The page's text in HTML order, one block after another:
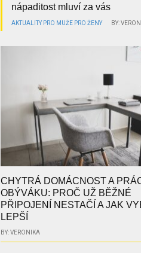
nápaditost mluví za vás
AKTUALITY PRO MUŽE PRO ŽENY BY:
CHYTRÁ DOMÁCNOST A
OBÝVÁKU: PROČ UŽ BĚŽNÉ
PŘIPOJENÍ NESTAČÍ A JAK
LEPŠÍ
BY: VERONIKA